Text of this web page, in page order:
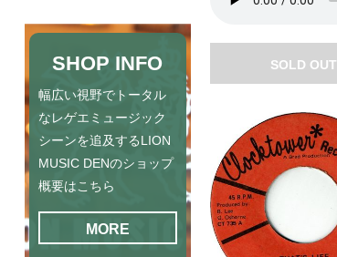
SOLD OUT
SHOP INFO
幅広い視野でトータル
なレゲエミュージック
シーンを追及するLION
MUSIC DENのショップ
概要はこちら
MORE